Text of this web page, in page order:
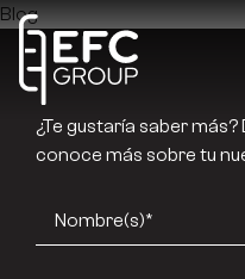
Blog
¿Te gustaría saber
conoce más sobre tu